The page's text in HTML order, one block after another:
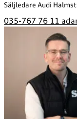
Säljledare Audi
035-767 76 11